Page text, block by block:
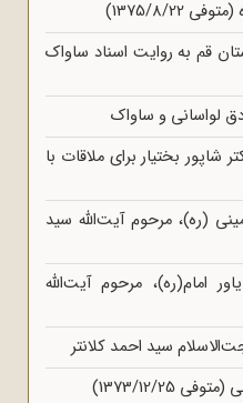
8/22)
قم به روایت اسناد ساواک
لواسانی و ساواک
بختیار برای ملاقات با
(ره)، مرحوم آیت‌الله سید
امام(ره)، مرحوم آیت‌الله
سید احمد کلانتر
12/25)